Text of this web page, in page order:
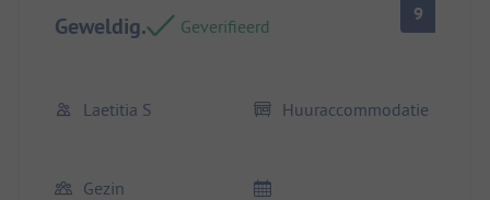
Geweldig. Geverifieerd
9
Laetitia S Huuraccommodatie
Gezin